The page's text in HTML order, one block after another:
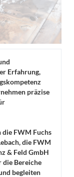
Erfahrung,
präzise
die FWM Fuchs
die FWM
& Feld GmbH
die Bereiche
begleiten